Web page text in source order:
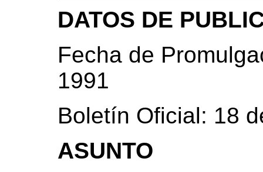
DATOS DE
Fecha de
1991
Boletín Oficial: 18
ASUNTO